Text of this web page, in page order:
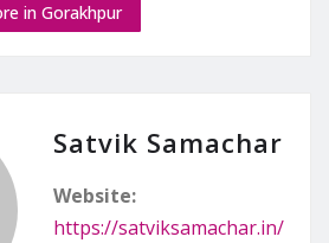
in Gorakhpur
Satvik Samachar
Website:
https://satviksamachar.in/